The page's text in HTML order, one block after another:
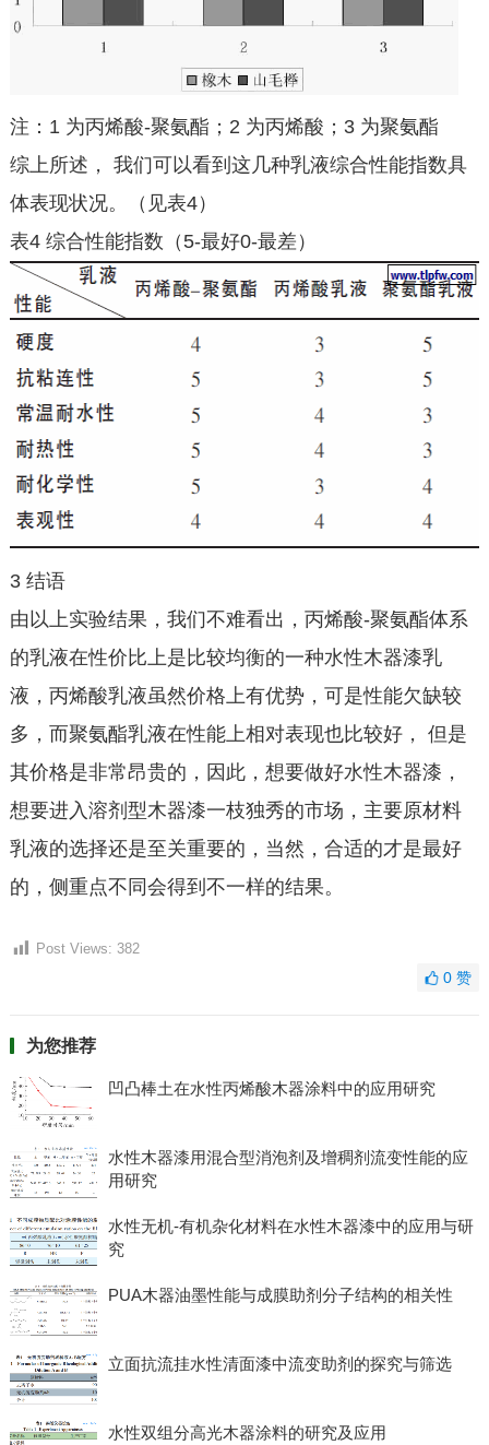
注：1 为丙烯酸-聚氨酯；2 为丙烯酸；3 为聚氨酯
综上所述， 我们可以看到这几种乳液综合性能指数具
体表现状况。（见表4）
表4 综合性能指数（5-最好0-最差）
3 结语
由以上实验结果，我们不难看出，丙烯酸-聚氨酯体系
的乳液在性价比上是比较均衡的一种水性木器漆乳
液，丙烯酸乳液虽然价格上有优势，可是性能欠缺较
多，而聚氨酯乳液在性能上相对表现也比较好， 但是
其价格是非常昂贵的，因此，想要做好水性木器漆，
想要进入溶剂型木器漆一枝独秀的市场，主要原材料
乳液的选择还是至关重要的，当然，合适的才是最好
的，侧重点不同会得到不一样的结果。
Post Views: 382
0赞
为您推荐
凹凸棒土在水性丙烯酸木器涂料中的应用研究
水性木器漆用混合型消泡剂及增稠剂流变性能的应
用研究
水性无机-有机杂化材料在水性木器漆中的应用与研
究
PUA木器油墨性能与成膜助剂分子结构的相关性
立面抗流挂水性清面漆中流变助剂的探究与筛选
水性双组分高光木器涂料的研究及应用